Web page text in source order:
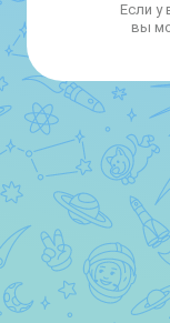
Если у
вы